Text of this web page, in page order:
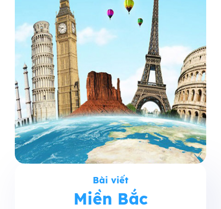
Bài viết
Miền Bắc